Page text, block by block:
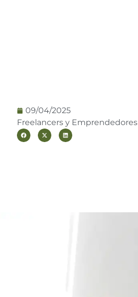
09/04/2025
Freelancers y Emprendedores